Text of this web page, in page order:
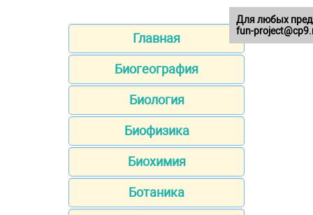
Главная
Биогеография
Биология
Биофизика
Биохимия
Ботаника
Для любых
fun-